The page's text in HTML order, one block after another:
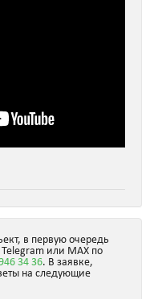
в первую очередь
или MAX по
34 36. В заявке,
на следующие